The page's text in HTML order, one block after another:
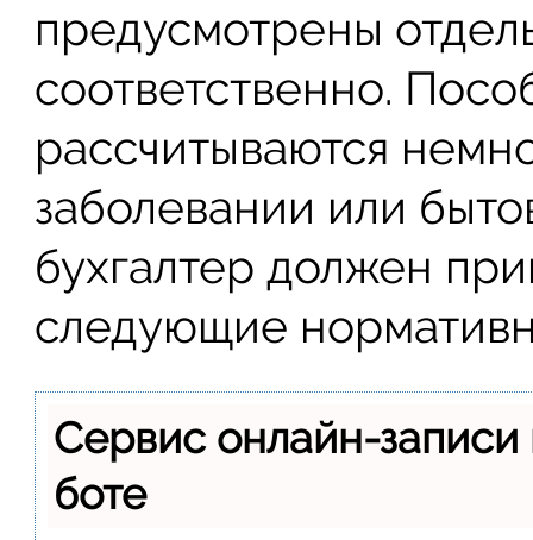
предусмотрены
соответственно.
рассчитываются
заболевании или
бухгалтер должен
следующие
Сервис онлайн-
боте